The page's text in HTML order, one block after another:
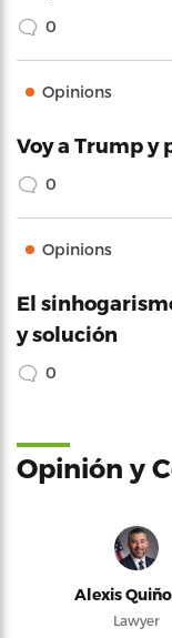
0
Opinions
Voy a Trump y
0
Opinions
El
y solución
0
Opinión y
Alexis
Lawyer